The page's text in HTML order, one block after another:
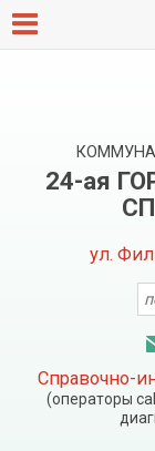
24-ая
ул.
Справочно-
(операторы